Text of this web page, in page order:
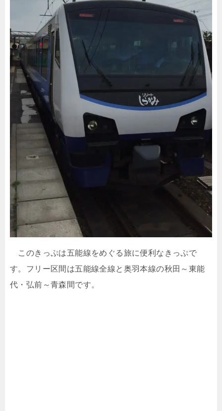
このきっぷは五能線をめぐる旅に便利なきっぷで
す。フリー区間は五能線全線と奥羽本線の秋田～東能
代・弘前～青森間です。